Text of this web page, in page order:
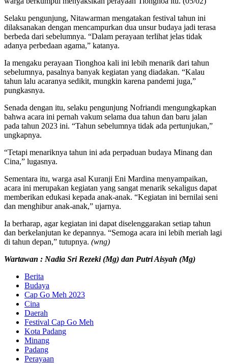
Selaku pengunjung, Nitawarman mengatakan festival tahun ini
dilaksanakan dengan mencampurkan dua unsur budaya jadi terasa
berbeda dari sebelumnya. “Dalam perayaan terlihat jelas tidak
adanya perbedaan agama,” katanya.
Ia mengaku perayaan Tionghoa kali ini lebih menarik dari tahun
sebelumnya, pasalnya banyak kegiatan yang diadakan. “Kalau
tahun lalu acaranya sedikit, mungkin karena pandemi juga,”
pungkasnya.
Senada dengan itu, selaku pengunjung Nofriandi mengungkapkan
bahwa acara ini pernah vakum selama dua tahun dan baru jalan
pada tahun 2023 ini. “Tahun sebelumnya tidak ada pertunjukan,”
ungkapnya.
“Tetapi menariknya tahun ini ada perpaduan budaya Minang dan
Cina,” lugasnya.
Sementara itu, warga asal Kuranji Eni Mardina menyampaikan,
acara ini merupakan kegiatan yang sangat menarik sekaligus dapat
memberikan edukasi kepada anak-anak. “Kegiatan ini bernilai seni
dan menghibur anak-anak,” ujarnya.
Ia berharap, agar kegiatan ini dapat diselenggarakan setiap tahun
dan berkelanjutan ke depannya. “Semoga acara ini lebih meriah lagi
di tahun depan,” tutupnya. (wng)
Wartawan : Nadia Sri Rezeki (Mg) dan Putri Aisyah (Mg)
Berita
Budaya
Cap Go Meh 2023
Cina
Daerah
Festival Cap Go Meh
Kota Padang
Minang
Padang
Perayaan